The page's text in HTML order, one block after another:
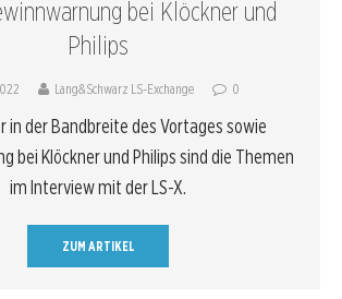
bei Klöckner und
Philips
Lang&Schwarz LS-Exchange 0
in der Bandbreite des Vortages sowie
bei Klöckner und Philips sind die Themen
im Interview mit der LS-X.
ZUM ARTIKEL